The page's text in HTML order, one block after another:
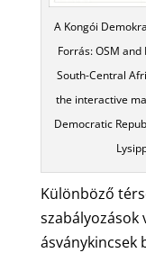
A Kongói
Forrás: OSM
South-Central
the interactive
Democratic
Különböző
szabályozások
ásványkincsek